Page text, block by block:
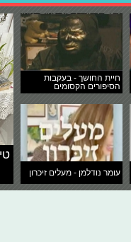
חיית החושך - בעקבות
הסיפורים הקסומים
עומר נודלמן - מעלים זיכרון